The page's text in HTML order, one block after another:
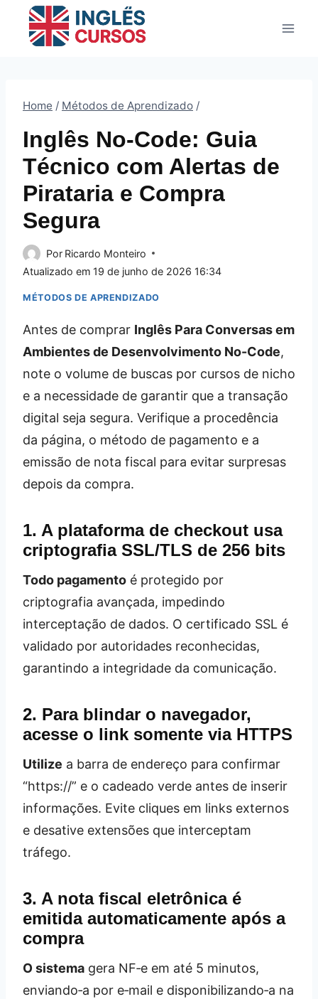
Home / Métodos de Aprendizado /
Inglês No-Code: Guia
Técnico com Alertas de
Pirataria e Compra
Segura
Por Ricardo Monteiro
Atualizado em 19 de junho de 2026 16:34
MÉTODOS DE APRENDIZADO
Antes de comprar Inglês Para Conversas em
Ambientes de Desenvolvimento No-Code,
note o volume de buscas por cursos de nicho
e a necessidade de garantir que a transação
digital seja segura. Verifique a procedência
da página, o método de pagamento e a
emissão de nota fiscal para evitar surpresas
depois da compra.
1. A plataforma de checkout usa
criptografia SSL/TLS de 256 bits
Todo pagamento é protegido por
criptografia avançada, impedindo
interceptação de dados. O certificado SSL é
validado por autoridades reconhecidas,
garantindo a integridade da comunicação.
2. Para blindar o navegador,
acesse o link somente via HTTPS
Utilize a barra de endereço para confirmar
“https://” e o cadeado verde antes de inserir
informações. Evite cliques em links externos
e desative extensões que interceptam
tráfego.
3. A nota fiscal eletrônica é
emitida automaticamente após a
compra
O sistema gera NF‑e em até 5 minutos,
enviando‑a por e‑mail e disponibilizando‑a na